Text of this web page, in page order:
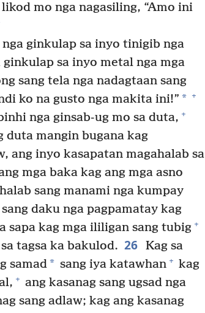
mo nga nagasiling, “Amo ini
ginkulap sa inyo tinigib nga
sa inyo metal nga mga
sang tela nga nadagtaan sang
ko na gusto nga makita ini!” * +
nga ginsab-ug mo sa duta, +
duta mangin bugana kag
ang inyo kasapatan magahalab sa
mga baka kag ang mga asno
sang manami nga kumpay
daku nga pagpamatay kag
sapa kag mga ililigan sang tubig +
tagsa ka bakulod. 26 Kag sa
samad* sang iya katawhan + kag
+ ang kasanag sang ugsad nga
sang adlaw; kag ang kasanag